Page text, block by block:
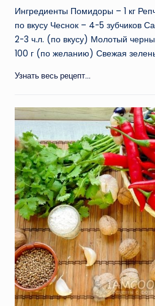
Ингредиенты Помидоры – 1 кг
по вкусу Чеснок – 4-5 зубчиков
2-3 ч.л. (по вкусу) Молотый
100 г (по желанию) Свежая
Узнать весь рецепт...